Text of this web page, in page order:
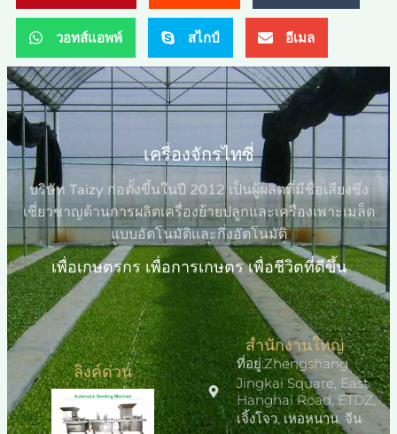
วอทส์แอพพ์ สไกป์ อีเมล
เครื่องจักรไทซี่
บริษัท Taizy ก่อตั้งขึ้นในปี 2012 เป็นผู้ผลิตที่มีชื่อเสียงซึ่ง
เชี่ยวชาญด้านการผลิตเครื่องย้ายปลูกและเครื่องเพาะเมล็ด
แบบอัตโนมัติและกึ่งอัตโนมัติ
เพื่อเกษตรกร เพื่อการเกษตร เพื่อชีวิตที่ดีขึ้น
ลิงค์ด่วน
สำนักงานใหญ่
ที่อยู่:Zhengshang
Jingkai Square, East
Hanghai Road, ETDZ,
เจิ้งโจว, เหอหนาน, จีน